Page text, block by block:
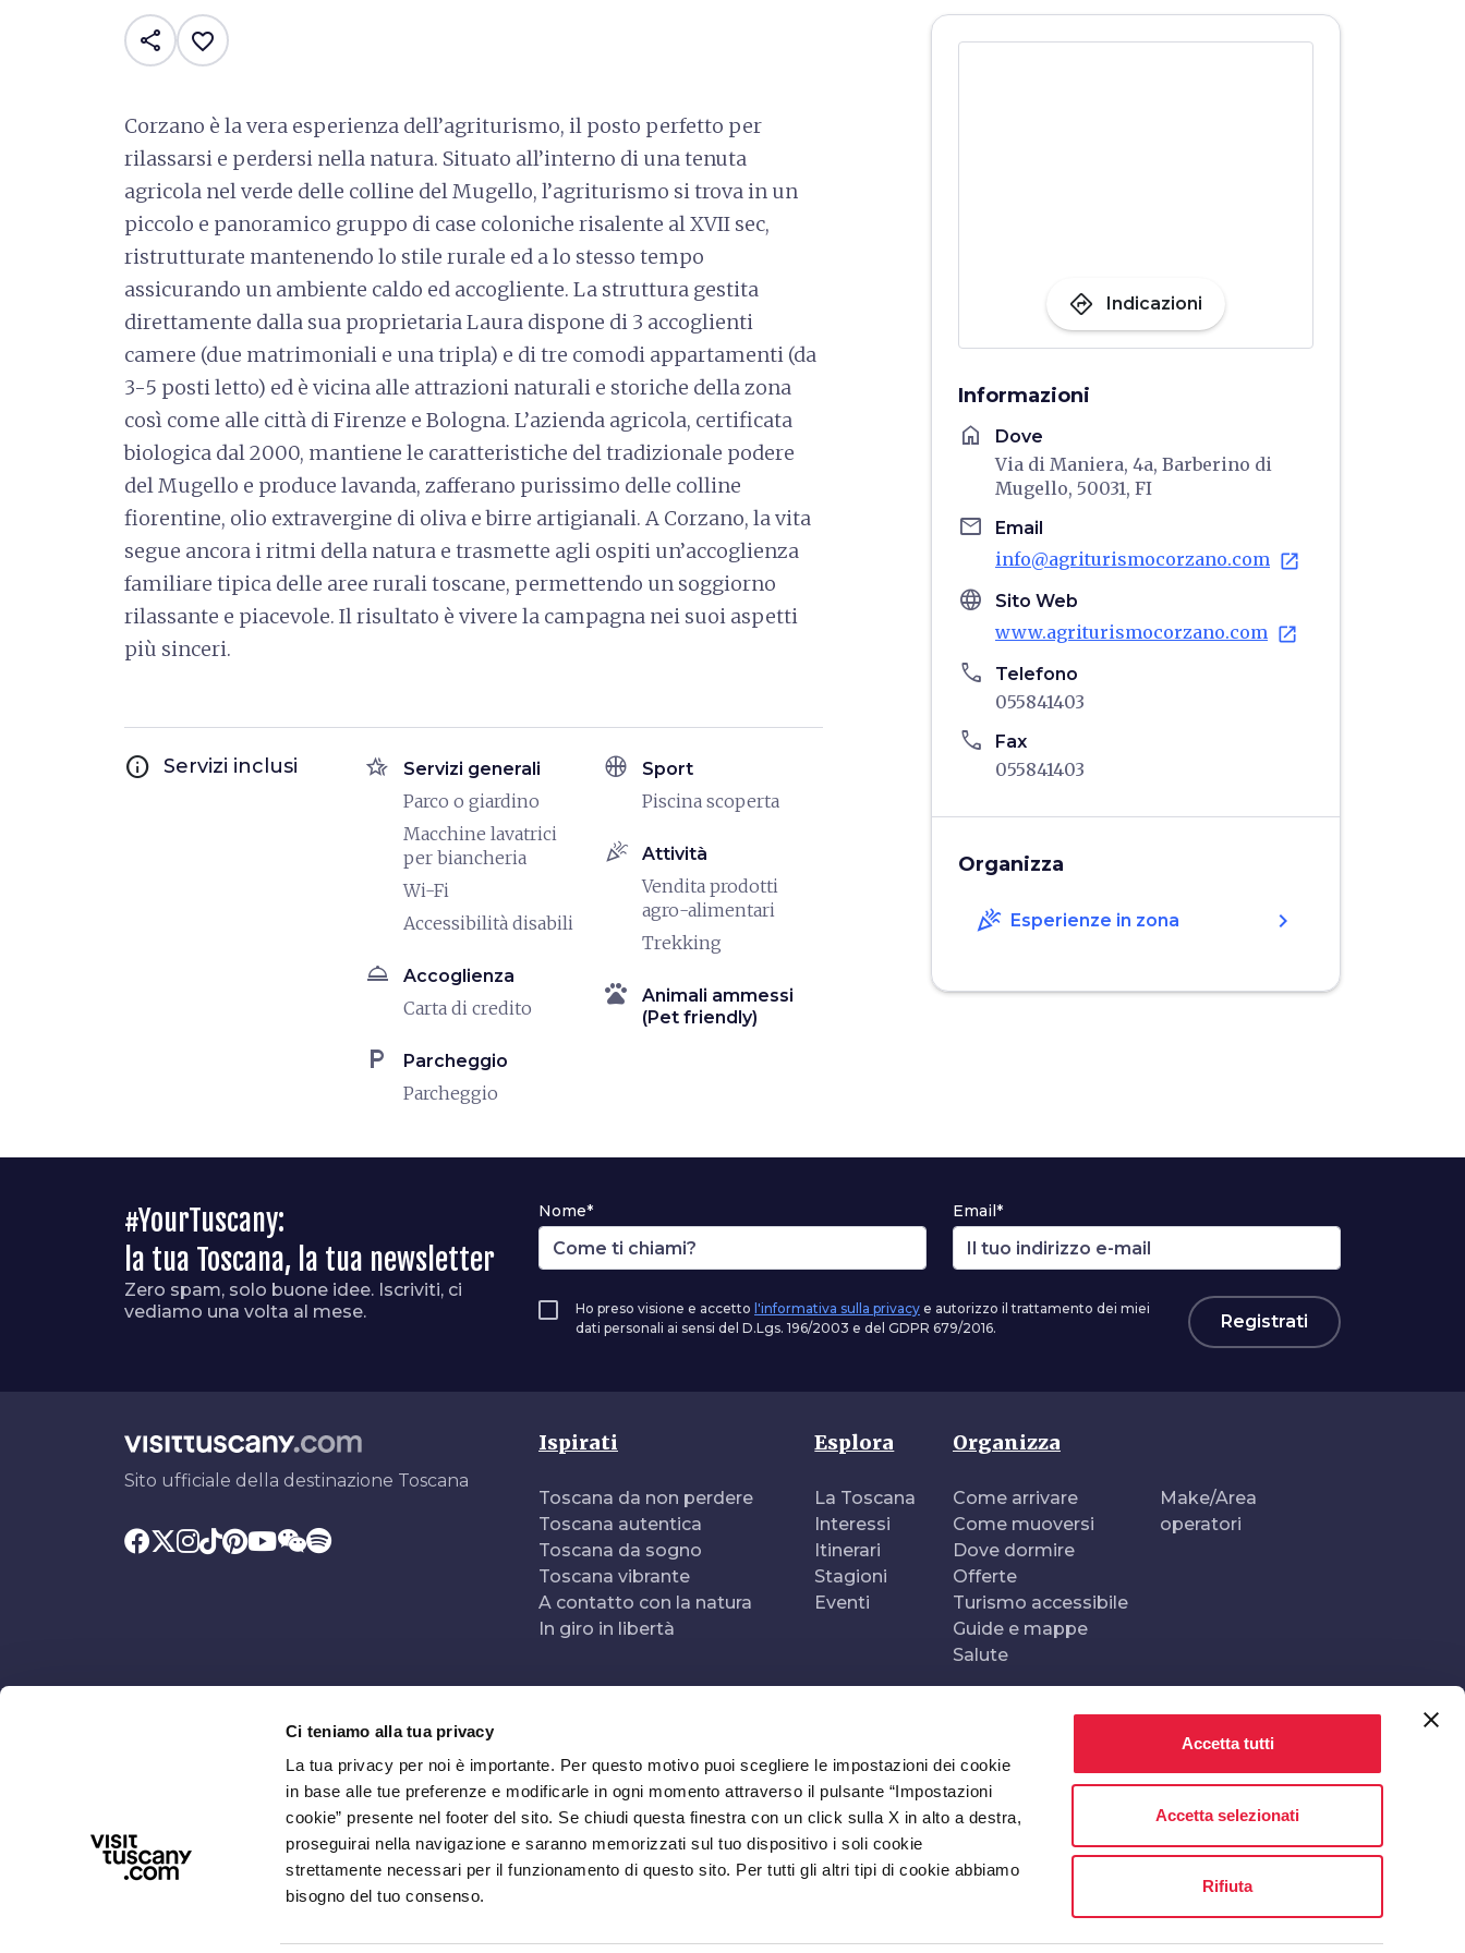
Ci teniamo alla tua privacy
La tua privacy per noi è importante. Per questo motivo puoi scegliere le impostazioni dei cookie
in base alle tue preferenze e modificarle in ogni momento attraverso il pulsante “Impostazioni
cookie” presente nel footer del sito. Se chiudi questa finestra con un click sulla X in alto a destra,
proseguirai nella navigazione e saranno memorizzati sul tuo dispositivo i soli cookie
strettamente necessari per il funzionamento di questo sito. Per tutti gli altri tipi di cookie abbiamo
bisogno del tuo consenso.
Accetta tutti
Accetta selezionati
Rifiuta
share favorite_border
Corzano è la vera esperienza dell’agriturismo, il posto perfetto per
rilassarsi e perdersi nella natura. Situato all’interno di una tenuta
agricola nel verde delle colline del Mugello, l’agriturismo si trova in un
piccolo e panoramico gruppo di case coloniche risalente al XVII sec,
ristrutturate mantenendo lo stile rurale ed a lo stesso tempo
assicurando un ambiente caldo ed accogliente. La struttura gestita
direttamente dalla sua proprietaria Laura dispone di 3 accoglienti
camere (due matrimoniali e una tripla) e di tre comodi appartamenti (da
3-5 posti letto) ed è vicina alle attrazioni naturali e storiche della zona
così come alle città di Firenze e Bologna. L’azienda agricola, certificata
biologica dal 2000, mantiene le caratteristiche del tradizionale podere
del Mugello e produce lavanda, zafferano purissimo delle colline
fiorentine, olio extravergine di oliva e birre artigianali. A Corzano, la vita
segue ancora i ritmi della natura e trasmette agli ospiti un’accoglienza
familiare tipica delle aree rurali toscane, permettendo un soggiorno
rilassante e piacevole. Il risultato è vivere la campagna nei suoi aspetti
più sinceri.
info Servizi inclusi hotel_class Servizi generali
Parco o giardino
Macchine lavatrici
per biancheria
Wi-Fi
Accessibilità disabili
room_service Accoglienza
Carta di credito
local_parking Parcheggio
Parcheggio
sports_basketball Sport
Piscina scoperta
celebration Attività
Vendita prodotti
agro-alimentari
Trekking
pets
Animali ammessi
(Pet friendly)
directions Indicazioni
Informazioni
home Dove
Via di Maniera, 4a, Barberino di
Mugello, 50031, FI
email Email
info@agriturismocorzano.com open_in_new
language Sito Web
www.agriturismocorzano.com open_in_new
phone Telefono
055841403
phone Fax
055841403
Organizza
celebration Esperienze in zona chevron_right
#YourTuscany:
la tua Toscana, la tua newsletter
Zero spam, solo buone idee. Iscriviti, ci
vediamo una volta al mese.
Nome* Email*
Ho preso visione e accetto l'informativa sulla privacy e autorizzo il trattamento dei miei
dati personali ai sensi del D.Lgs. 196/2003 e del GDPR 679/2016.
Registrati
Sito ufficiale della destinazione Toscana
Ispirati
Toscana da non perdere
Toscana autentica
Toscana da sogno
Toscana vibrante
A contatto con la natura
In giro in libertà
Esplora
La Toscana
Interessi
Itinerari
Stagioni
Eventi
Organizza
Come arrivare
Come muoversi
Dove dormire
Offerte
Turismo accessibile
Guide e mappe
Salute
Make/Area
operatori
In collaborazione con